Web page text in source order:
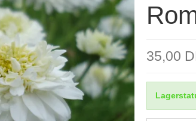
35,00